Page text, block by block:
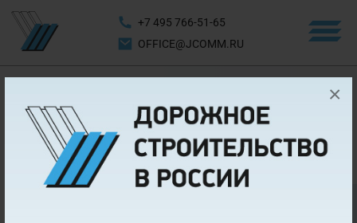
×
+7 495 766-51-65
OFFICE@JCOMM.RU
Регистрация на мероприятие завершена